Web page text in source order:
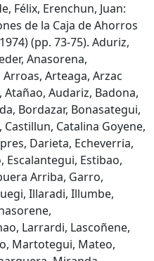
Félix, Erenchun, Juan:
de la Caja de Ahorros
(pp. 73-75). Aduriz,
Anasorena,
Arteaga, Arzac
Atañao, Audariz, Badona,
Bordazar, Bonasategui,
Catalina Goyene,
Darieta, Echeverria,
Escalantegui, Estibao,
Arriba, Garro,
Illaradi, Illumbe,
Larrardi, Lascoñene,
Martotegui, Mateo,